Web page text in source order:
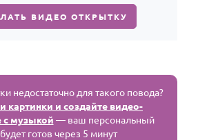
ВИДЕО ОТКРЫТКУ
недостаточно для такого повода?
картинки и создайте видео-
с музыкой — ваш персональный
готов через 5 минут